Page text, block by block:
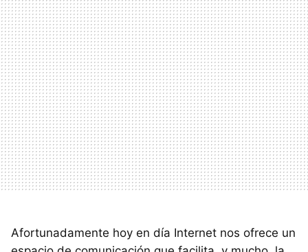
Afortunadamente hoy en día Internet nos ofrece un